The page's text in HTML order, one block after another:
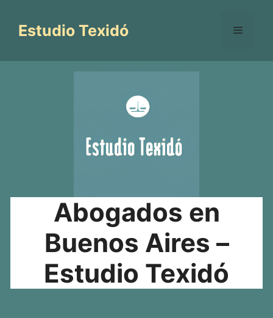
contenido
Estudio Texidó Menú
Abogados en
Buenos Aires –
Estudio Texidó